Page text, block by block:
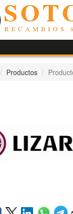
Productos